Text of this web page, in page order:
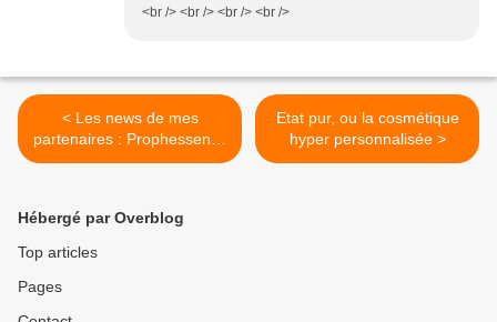
<br /> <br /> <br /> <br />
< Les news de mes
partenaires : Prophessence
et Terre de Cocagne
Etat pur, ou la cosmétique
hyper personnalisée >
Hébergé par Overblog
Top articles
Pages